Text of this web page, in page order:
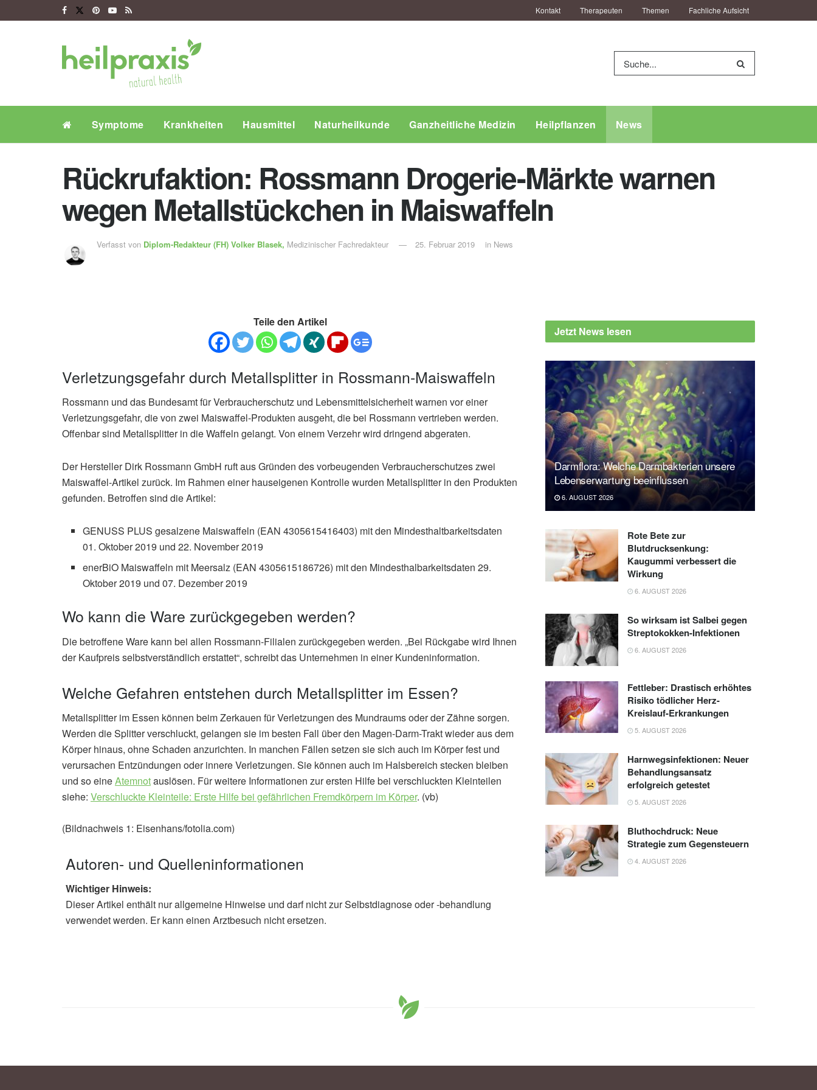
Kontakt Therapeuten Themen Fachliche Aufsicht
Symptome Krankheiten Hausmittel Naturheilkunde Ganzheitliche Medizin Heilpflanzen News
Rückrufaktion: Rossmann Drogerie-Märkte warnen
wegen Metallstückchen in Maiswaffeln
Verfasst von Diplom-Redakteur (FH) Volker Blasek, Medizinischer Fachredakteur 25. Februar 2019 in News
Teile den Artikel
Verletzungsgefahr durch Metallsplitter in Rossmann-Maiswaffeln
Rossmann und das Bundesamt für Verbraucherschutz und Lebensmittelsicherheit warnen vor einer
Verletzungsgefahr, die von zwei Maiswaffel-Produkten ausgeht, die bei Rossmann vertrieben werden.
Offenbar sind Metallsplitter in die Waffeln gelangt. Von einem Verzehr wird dringend abgeraten.
Der Hersteller Dirk Rossmann GmbH ruft aus Gründen des vorbeugenden Verbraucherschutzes zwei
Maiswaffel-Artikel zurück. Im Rahmen einer hauseigenen Kontrolle wurden Metallsplitter in den Produkten
gefunden. Betroffen sind die Artikel:
GENUSS PLUS gesalzene Maiswaffeln (EAN 4305615416403) mit den Mindesthaltbarkeitsdaten
01. Oktober 2019 und 22. November 2019
enerBiO Maiswaffeln mit Meersalz (EAN 4305615186726) mit den Mindesthalbarkeitsdaten 29.
Oktober 2019 und 07. Dezember 2019
Wo kann die Ware zurückgegeben werden?
Die betroffene Ware kann bei allen Rossmann-Filialen zurückgegeben werden. „Bei Rückgabe wird Ihnen
der Kaufpreis selbstverständlich erstattet“, schreibt das Unternehmen in einer Kundeninformation.
Welche Gefahren entstehen durch Metallsplitter im Essen?
Metallsplitter im Essen können beim Zerkauen für Verletzungen des Mundraums oder der Zähne sorgen.
Werden die Splitter verschluckt, gelangen sie im besten Fall über den Magen-Darm-Trakt wieder aus dem
Körper hinaus, ohne Schaden anzurichten. In manchen Fällen setzen sie sich auch im Körper fest und
verursachen Entzündungen oder innere Verletzungen. Sie können auch im Halsbereich stecken bleiben
und so eineAtemnotauslösen. Für weitere Informationen zur ersten Hilfe bei verschluckten Kleinteilen
siehe: Verschluckte Kleinteile: Erste Hilfe bei gefährlichen Fremdkörpern im Körper. (vb)
(Bildnachweis 1: Eisenhans/fotolia.com)
Autoren- und Quelleninformationen
Wichtiger Hinweis:
Dieser Artikel enthält nur allgemeine Hinweise und darf nicht zur Selbstdiagnose oder -behandlung
verwendet werden. Er kann einen Arztbesuch nicht ersetzen.
Jetzt News lesen
Darmflora: Welche Darmbakterien unsere
Lebenserwartung beeinflussen
6. AUGUST 2026
Rote Bete zur
Blutdrucksenkung:
Kaugummi verbessert die
Wirkung
6. AUGUST 2026
So wirksam ist Salbei gegen
Streptokokken-Infektionen
6. AUGUST 2026
Fettleber: Drastisch erhöhtes
Risiko tödlicher Herz-
Kreislauf-Erkrankungen
5. AUGUST 2026
Harnwegsinfektionen: Neuer
Behandlungsansatz
erfolgreich getestet
5. AUGUST 2026
Bluthochdruck: Neue
Strategie zum Gegensteuern
4. AUGUST 2026